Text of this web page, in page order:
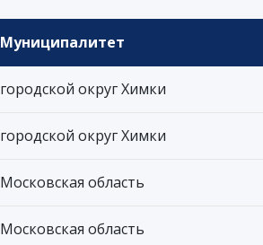
Муниципалитет
городской округ Химки
городской округ Химки
Московская область
Московская область